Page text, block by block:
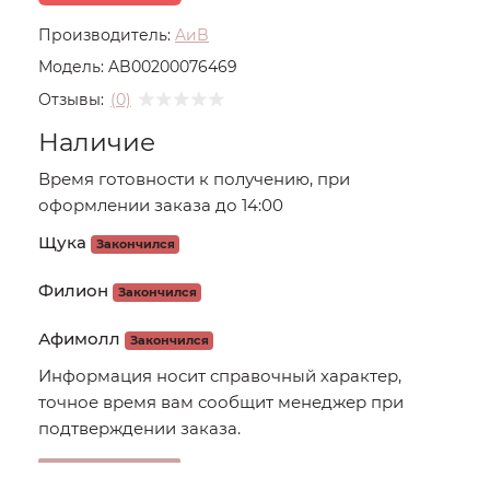
Производитель: AиB
Модель: AB00200076469
Отзывы: (0)
Наличие
Время готовности к получению, при
оформлении заказа до 14:00
Щука
Закончился
Филион Закончился
Афимолл Закончился
Информация носит справочный характер,
точное время вам сообщит менеджер при
подтверждении заказа.